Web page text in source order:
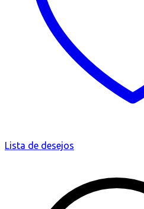
Lista de desejos